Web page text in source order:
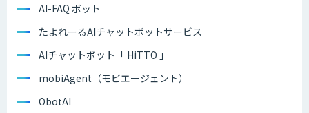
AI-FAQ ボット
たよれーるAIチャットボットサービス
AIチャットボット「 HiTTO 」
mobiAgent（モビエージェント）
ObotAI